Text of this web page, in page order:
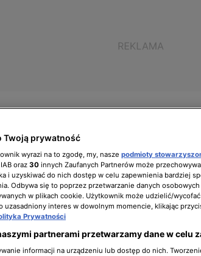
zarządzającyBiuro prasowe Kariera
Twoją prywatność
wyrazi na to zgodę, my, nasze podmioty
oraz 30 innych Zaufanych Partnerów może
i uzyskiwać do nich dostęp w celu zapewnienia bardziej
Odbywa się to poprzez przetwarzanie danych
w plikach cookie. Użytkownik może udzielić/
uzasadniony interes w dowolnym momencie, klikając
Prywatności
partnerami przetwarzamy dane w celu
informacji na urządzeniu lub dostęp do nich.